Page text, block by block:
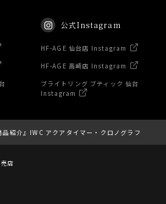
公式Instagram
HF-AGE 仙台店 Instagram
HF-AGE 高崎店 Instagram
ブライトリング ブティック 仙台
Instagram
品紹介』IWC アクアタイマー・クロノグラフ
店